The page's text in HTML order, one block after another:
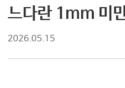
느다란 1mm 미
2026.05.15